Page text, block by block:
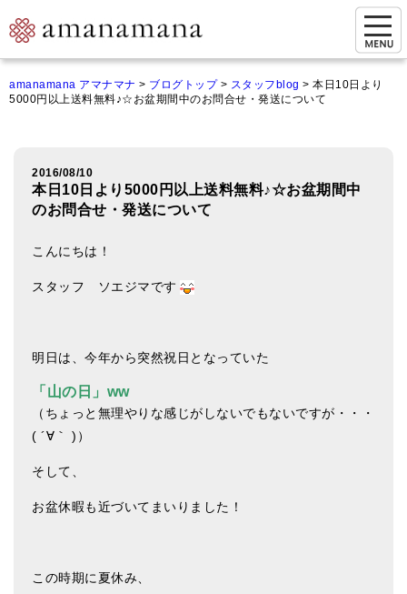
ご来店&購入
オンライン相談&購入
シンギングボウル講座
倍音呼吸法レッスン
カートを見る
アマナマナのシンギングボウル
チベット・シンギングボウル
新・鍛造スペシャル
人気の3点セット
amanamana アマナマナ > ブログトップ> スタッフblog > 本日10日より
5000円以上送料無料♪☆お盆期間中のお問合せ・発送について
2016/08/10
本日10日より5000円以上送料無料♪☆お盆期間中
のお問合せ・発送について
こんにちは！
スタッフ ソエジマです
明日は、今年から突然祝日となっていた
「山の日」ww
（ちょっと無理やりな感じがしないでもないですが・・・
( ´∀｀ )）
そして、
お盆休暇も近づいてまいりました！
この時期に夏休み、